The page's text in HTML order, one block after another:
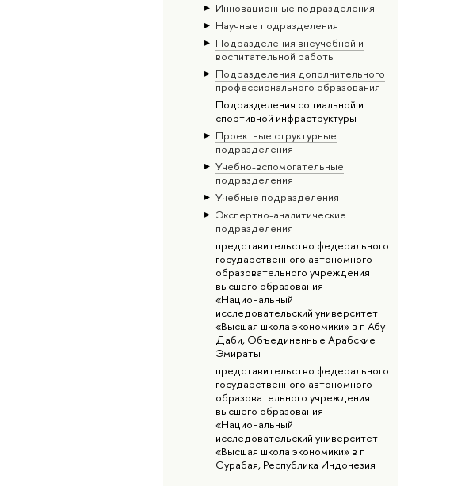
Инновационные подразделения
Научные подразделения
Подразделения внеучебной и
воспитательной работы
Подразделения дополнительного
профессионального образования
Подразделения социальной и
спортивной инфраструктуры
Проектные структурные
подразделения
Учебно-вспомогательные
подразделения
Учебные подразделения
Экспертно-аналитические
подразделения
представительство федерального
государственного автономного
образовательного учреждения
высшего образования
«Национальный
исследовательский университет
«Высшая школа экономики» в г. Абу-
Даби, Объединенные Арабские
Эмираты
представительство федерального
государственного автономного
образовательного учреждения
высшего образования
«Национальный
исследовательский университет
«Высшая школа экономики» в г.
Сурабая, Республика Индонезия